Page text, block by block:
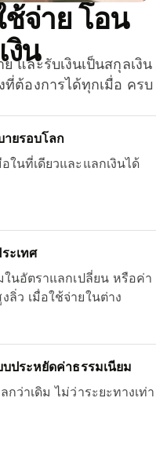
จ่าย โอน
งิน
และรับเงินเป็นสกุลเงิน
ต้องการได้ทุกเมื่อ ครบ
ายรอบโลก
ในที่เดียวและแลกเงินได้
ะเทศ
ในอัตราแลกเปลี่ยน หรือค่า
ลิ่ว เมื่อใช้จ่ายในต่าง
บประหยัดค่าธรรมเนียม
ว่าเดิม ไม่ว่าระยะทางเท่า